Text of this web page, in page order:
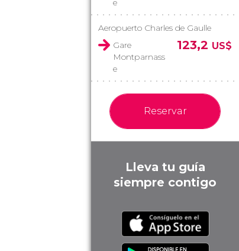
e
Aeropuerto Charles de Gaulle
Gare
Montparnass
e
123,2 US$
Reservar
Lleva tu guía
siempre contigo